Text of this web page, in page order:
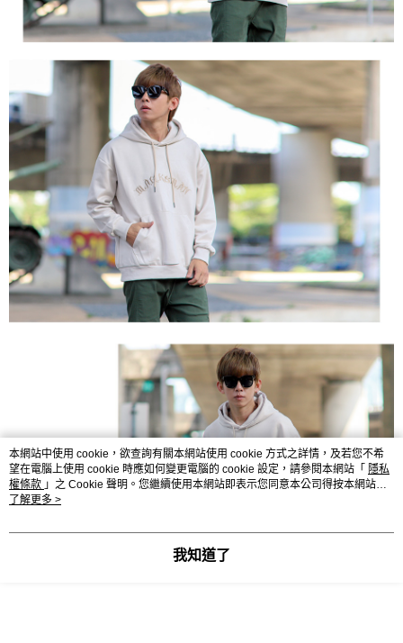
本網站中使用 cookie，欲查詢有關本網站使用 cookie 方式之詳情，及若您不希
望在電腦上使用 cookie 時應如何變更電腦的 cookie 設定，請參閱本網站「 隱私
權條款 」之 Cookie 聲明。您繼續使用本網站即表示您同意本公司得按本網站使
用條款之 Cookie 聲明使用 cookie。
了解更多 >
我知道了